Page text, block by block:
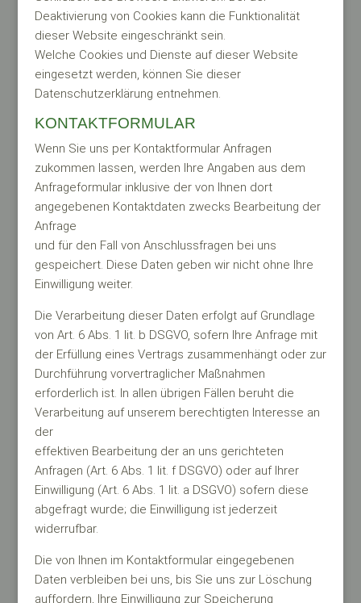
Deaktivierung von Cookies kann die Funktionalität
dieser Website eingeschränkt sein.
Welche Cookies und Dienste auf dieser Website
eingesetzt werden, können Sie dieser
Datenschutzerklärung entnehmen.
KONTAKTFORMULAR
Wenn Sie uns per Kontaktformular Anfragen
zukommen lassen, werden Ihre Angaben aus dem
Anfrageformular inklusive der von Ihnen dort
angegebenen Kontaktdaten zwecks Bearbeitung der
Anfrage
und für den Fall von Anschlussfragen bei uns
gespeichert. Diese Daten geben wir nicht ohne Ihre
Einwilligung weiter.
Die Verarbeitung dieser Daten erfolgt auf Grundlage
von Art. 6 Abs. 1 lit. b DSGVO, sofern Ihre Anfrage mit
der Erfüllung eines Vertrags zusammenhängt oder zur
Durchführung vorvertraglicher Maßnahmen
erforderlich ist. In allen übrigen Fällen beruht die
Verarbeitung auf unserem berechtigten Interesse an
der
effektiven Bearbeitung der an uns gerichteten
Anfragen (Art. 6 Abs. 1 lit. f DSGVO) oder auf Ihrer
Einwilligung (Art. 6 Abs. 1 lit. a DSGVO) sofern diese
abgefragt wurde; die Einwilligung ist jederzeit
widerrufbar.
Die von Ihnen im Kontaktformular eingegebenen
Daten verbleiben bei uns, bis Sie uns zur Löschung
auffordern, Ihre Einwilligung zur Speicherung